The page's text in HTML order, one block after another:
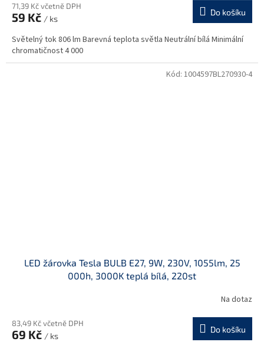
71,39 Kč včetně DPH
59 Kč / ks
Do košíku
Světelný tok 806 lm Barevná teplota světla Neutrální bílá Minimální
chromatičnost 4 000
LED žárovka Tesla BULB E27, 9W, 230V, 1055lm, 25
000h, 3000K teplá bílá, 220st
Na dotaz
83,49 Kč včetně DPH
69 Kč / ks
Do košíku
Kód: 1004597BL270930-4